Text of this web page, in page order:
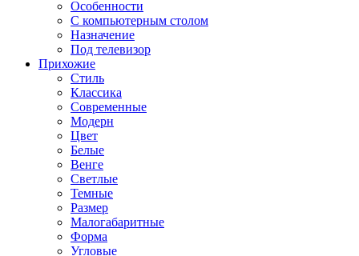
Особенности
С компьютерным столом
Назначение
Под телевизор
Прихожие
Стиль
Классика
Современные
Модерн
Цвет
Белые
Венге
Светлые
Темные
Размер
Малогабаритные
Форма
Угловые